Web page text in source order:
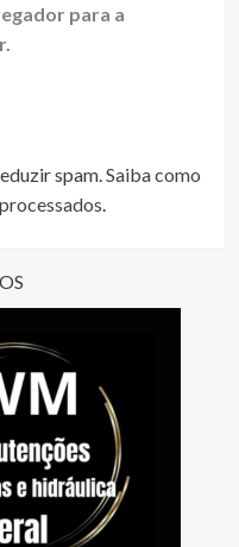
para a
spam.Saiba como
.